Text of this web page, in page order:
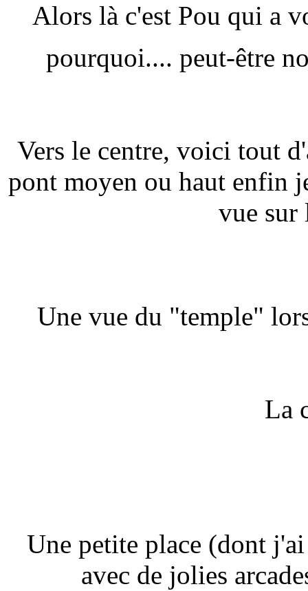
Alors là c'est Pou qui a
pourquoi.... peut-être
Vers le centre, voici tout
pont moyen ou haut enfin
vue sur
Une vue du "temple"
La
Une petite place (dont
avec de jolies